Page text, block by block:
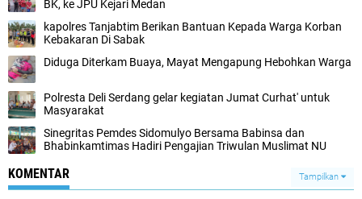
BK, ke JPU Kejari Medan
kapolres Tanjabtim Berikan Bantuan Kepada Warga Korban
Kebakaran Di Sabak
Diduga Diterkam Buaya, Mayat Mengapung Hebohkan Warga
Polresta Deli Serdang gelar kegiatan Jumat Curhat' untuk
Masyarakat
Sinegritas Pemdes Sidomulyo Bersama Babinsa dan
Bhabinkamtimas Hadiri Pengajian Triwulan Muslimat NU
KOMENTAR Tampilkan